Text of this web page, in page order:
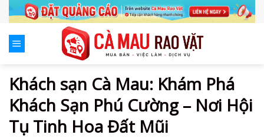
Skip
to
content
Khách sạn Cà Mau: Khám Phá
Khách Sạn Phú Cường – Nơi Hội
Tụ Tinh Hoa Đất Mũi